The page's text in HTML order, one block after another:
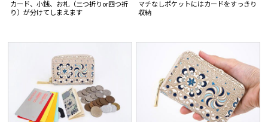
カード、小銭、お札（三つ折りor四つ折
り）が分けてしまえます
マチなしポケットにはカードをすっきり
収納